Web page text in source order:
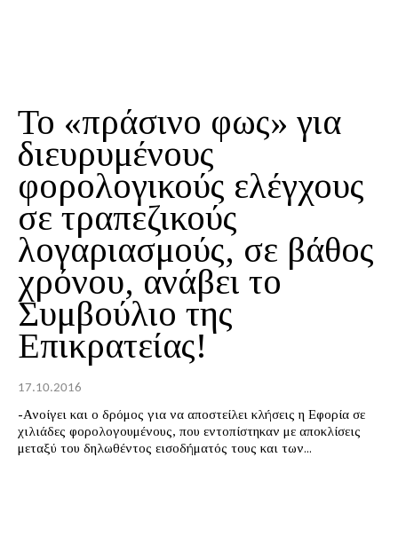
Το «πράσινο φως» για
διευρυμένους
φορολογικούς ελέγχους
σε τραπεζικούς
λογαριασμούς, σε βάθος
χρόνου, ανάβει το
Συμβούλιο της
Επικρατείας!
17.10.2016
-Ανοίγει και ο δρόμος για να αποστείλει κλήσεις η Εφορία σε
χιλιάδες φορολογουμένους, που εντοπίστηκαν με αποκλίσεις
μεταξύ του δηλωθέντος εισοδήματός τους και των...